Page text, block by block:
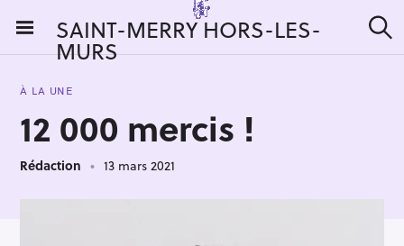
i
SAINT-MERRY HORS-LES-
MURS e
À LA UNE
12 000 mercis !
Rédaction 13 mars 2021